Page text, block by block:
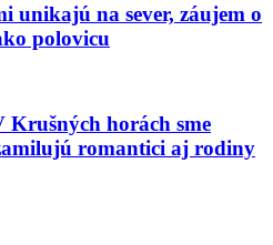
unikajú na sever, záujem o
polovicu
Krušných horách sme
romantici aj rodiny